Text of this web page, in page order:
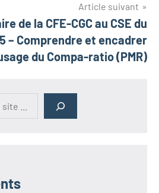
Article suivant
de la CFE-CGC au CSE du
– Comprendre et encadrer
du Compa-ratio (PMR)